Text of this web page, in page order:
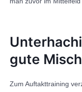
gute
Zum Auftakttraining